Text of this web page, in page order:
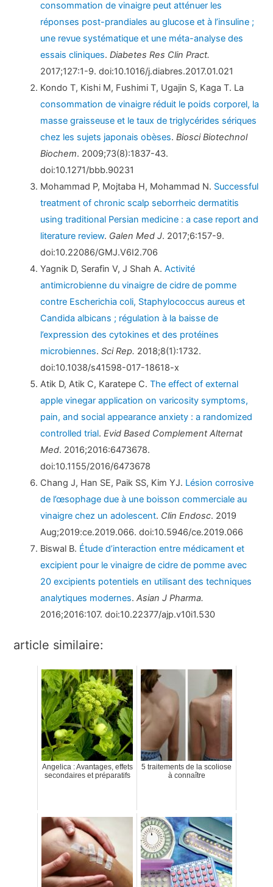
consommation de vinaigre peut atténuer les
réponses post-prandiales au glucose et à l’insuline ;
une revue systématique et une méta-analyse des
essais cliniques.Diabetes Res Clin Pract.
2017;127:1-9. doi:10.1016/j.diabres.2017.01.021
Kondo T, Kishi M, Fushimi T, Ugajin S, Kaga T. La
consommation de vinaigre réduit le poids corporel, la
masse graisseuse et le taux de triglycérides sériques
chez les sujets japonais obèses.Biosci Biotechnol
Biochem. 2009;73(8):1837-43.
doi:10.1271/bbb.90231
Mohammad P, Mojtaba H, Mohammad N. Successful
treatment of chronic scalp seborrheic dermatitis
using traditional Persian medicine : a case report and
literature review. Galen Med J. 2017;6:157-9.
doi:10.22086/GMJ.V6I2.706
Yagnik D, Serafin V, J Shah A.Activité
antimicrobienne du vinaigre de cidre de pomme
contre Escherichia coli, Staphylococcus aureus et
Candida albicans ; régulation à la baisse de
l’expression des cytokines et des protéines
microbiennes.Sci Rep. 2018;8(1):1732.
doi:10.1038/s41598-017-18618-x
Atik D, Atik C, Karatepe C.The effect of external
apple vinegar application on varicosity symptoms,
pain, and social appearance anxiety : a randomized
controlled trial.Evid Based Complement Alternat
Med. 2016;2016:6473678.
doi:10.1155/2016/6473678
Chang J, Han SE, Paik SS, Kim YJ. Lésion corrosive
de l’œsophage due à une boisson commerciale au
vinaigre chez un adolescent. Clin Endosc. 2019
Aug;2019:ce.2019.066. doi:10.5946/ce.2019.066
Biswal B. Étude d’interaction entre médicament et
excipient pour le vinaigre de cidre de pomme avec
20 excipients potentiels en utilisant des techniques
analytiques modernes.Asian J Pharma.
2016;2016:107. doi:10.22377/ajp.v10i1.530
article similaire:
Angelica : Avantages, effets
secondaires et préparatifs
5 traitements de la scoliose
à connaître